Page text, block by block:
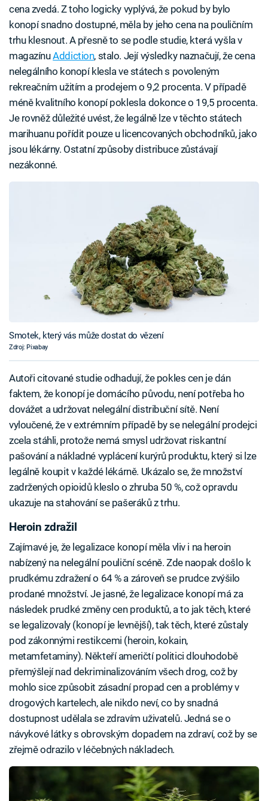
cena zvedá. Z toho logicky vyplývá, že pokud by bylo
konopí snadno dostupné, měla by jeho cena na pouličním
trhu klesnout. A přesně to se podle studie, která vyšla v
magazínuAddiction, stalo. Její výsledky naznačují, že cena
nelegálního konopí klesla ve státech s povoleným
rekreačním užitím a prodejem o 9,2 procenta. V případě
méně kvalitního konopí poklesla dokonce o 19,5 procenta.
Je rovněž důležité uvést, že legálně lze v těchto státech
marihuanu pořídit pouze u licencovaných obchodníků, jako
jsou lékárny. Ostatní způsoby distribuce zůstávají
nezákonné.
Smotek, který vás může dostat do vězení
Zdroj: Pixabay
Autoři citované studie odhadují, že pokles cen je dán
faktem, že konopí je domácího původu, není potřeba ho
dovážet a udržovat nelegální distribuční sítě. Není
vyloučené, že v extrémním případě by se nelegální prodejci
zcela stáhli, protože nemá smysl udržovat riskantní
pašování a nákladné vyplácení kurýrů produktu, který si lze
legálně koupit v každé lékárně. Ukázalo se, že množství
zadržených opioidů kleslo o zhruba 50 %, což opravdu
ukazuje na stahování se pašeráků z trhu.
Heroin zdražil
Zajímavé je, že legalizace konopí měla vliv i na heroin
nabízený na nelegální pouliční scéně. Zde naopak došlo k
prudkému zdražení o 64 % a zároveň se prudce zvýšilo
prodané množství. Je jasné, že legalizace konopí má za
následek prudké změny cen produktů, a to jak těch, které
se legalizovaly (konopí je levnější), tak těch, které zůstaly
pod zákonnými restikcemi (heroin, kokain,
metamfetaminy). Někteří američtí politici dlouhodobě
přemýšlejí nad dekriminalizováním všech drog, což by
mohlo sice způsobit zásadní propad cen a problémy v
drogových kartelech, ale nikdo neví, co by snadná
dostupnost udělala se zdravím uživatelů. Jedná se o
návykové látky s obrovským dopadem na zdraví, což by se
zřejmě odrazilo v léčebných nákladech.